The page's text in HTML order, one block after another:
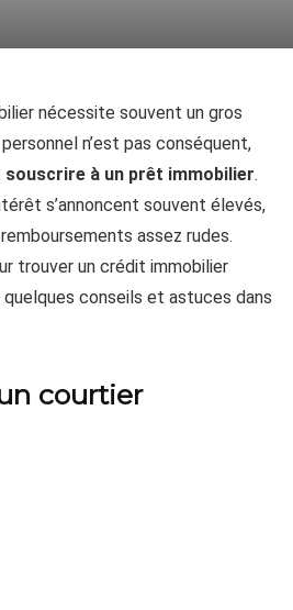
nécessite souvent un gros
n’est pas conséquent,
souscrire à un prêt immobilier.
s’annoncent souvent élevés,
assez rudes.
trouver un crédit immobilier
conseils et astuces dans
courtier